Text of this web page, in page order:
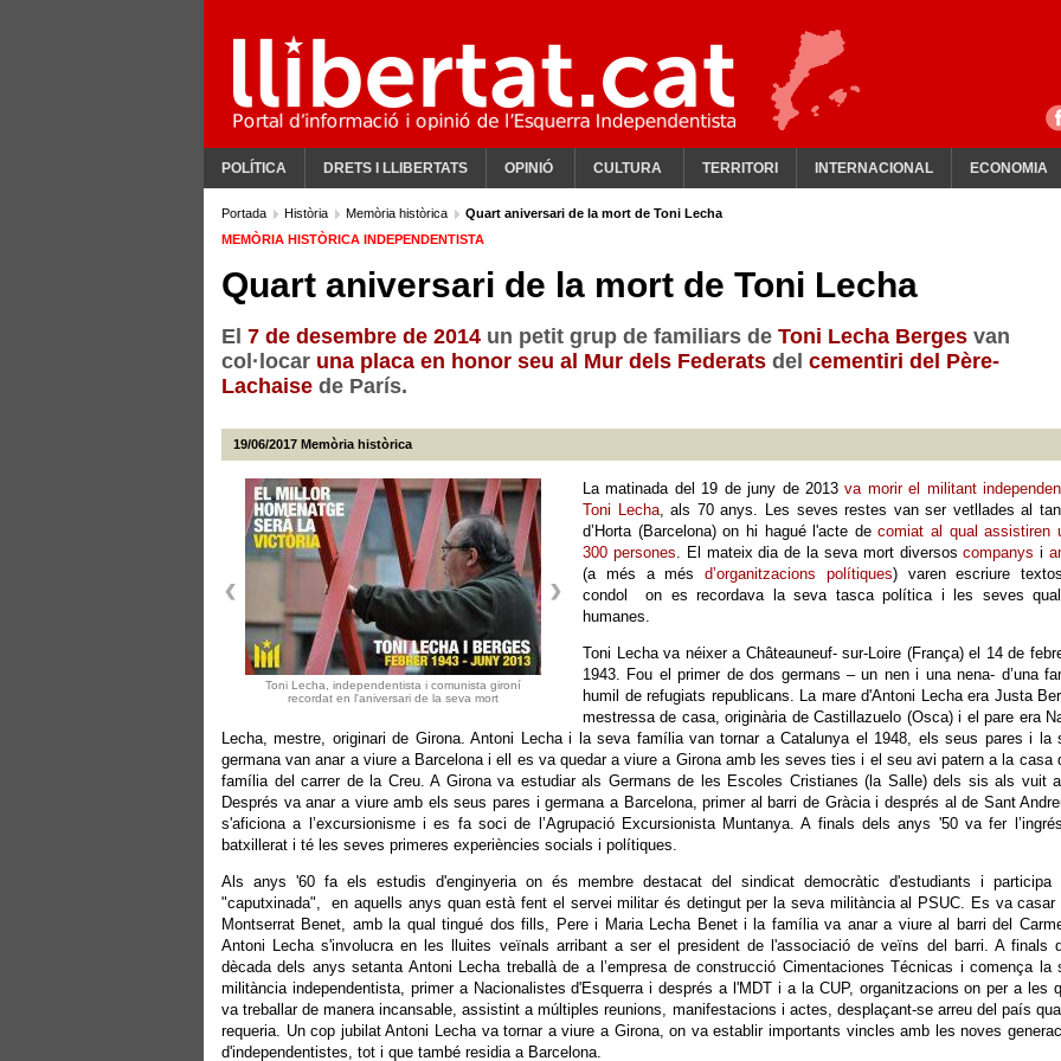
POLÍTICA DRETS I LLIBERTATS OPINIÓ CULTURA TERRITORI INTERNACIONAL ECONOMIA
Portada Història Memòria històrica
Quart aniversari de la mort de Toni Lecha
MEMÒRIA HISTÒRICA INDEPENDENTISTA
Quart aniversari de la mort de Toni Lecha
El 7 de desembre de 2014 un petit grup de familiars de Toni Lecha Berges van
col·locar una placa en honor seu al Mur dels Federats del cementiri del Père-
Lachaise de París.
19/06/2017 Memòria històrica
Toni Lecha, independentista i comunista gironí
recordat en l'aniversari de la seva mort
La matinada del 19 de juny de 2013va morir el militant
Toni Lecha, als 70 anys. Les seves restes van ser vetllades al
d’Horta (Barcelona) on hi hagué l'acte decomiat al qual assistiren
300 persones. El mateix dia de la seva mort diversoscompanys i
(a més a més d’organitzacions polítiques) varen escriure
condol on es recordava la seva tasca política i les seves
humanes.
Toni Lecha va néixer a Châteauneuf- sur-Loire (França) el 14 de
1943. Fou el primer de dos germans – un nen i una nena- d’una
humil de refugiats republicans. La mare d'Antoni Lecha era Justa
mestressa de casa, originària de Castillazuelo (Osca) i el pare era
Lecha, mestre, originari de Girona. Antoni Lecha i la seva família van tornar a Catalunya el 1948, els seus pares i la
germana van anar a viure a Barcelona i ell es va quedar a viure a Girona amb les seves ties i el seu avi patern a la casa
família del carrer de la Creu. A Girona va estudiar als Germans de les Escoles Cristianes (la Salle) dels sis als vuit
Després va anar a viure amb els seus pares i germana a Barcelona, primer al barri de Gràcia i després al de Sant
s'aficiona a l’excursionisme i es fa soci de l’Agrupació Excursionista Muntanya. A finals dels anys '50 va fer
batxillerat i té les seves primeres experiències socials i polítiques.
Als anys '60 fa els estudis d'enginyeria on és membre destacat del sindicat democràtic d'estudiants i
"caputxinada", en aquells anys quan està fent el servei militar és detingut per la seva militància al PSUC. Es va casar
Montserrat Benet, amb la qual tingué dos fills, Pere i Maria Lecha Benet i la família va anar a viure al barri del
Antoni Lecha s'involucra en les lluites veïnals arribant a ser el president de l'associació de veïns del barri. A finals
dècada dels anys setanta Antoni Lecha treballà de a l’empresa de construcció Cimentaciones Técnicas i comença la
militància independentista, primer a Nacionalistes d'Esquerra i després a l'MDT i a la CUP, organitzacions on per a les
va treballar de manera incansable, assistint a múltiples reunions, manifestacions i actes, desplaçant-se arreu del país
requeria. Un cop jubilat Antoni Lecha va tornar a viure a Girona, on va establir importants vincles amb les noves
d'independentistes, tot i que també residia a Barcelona.